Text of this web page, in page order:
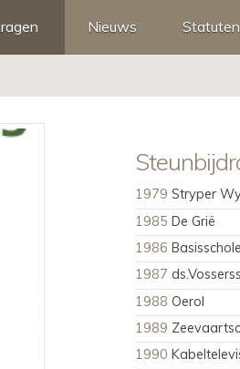
Nieuws Statuten
1979 Stryper
1985 De Grië
1986
1987
1988 Oerol
1989
1990